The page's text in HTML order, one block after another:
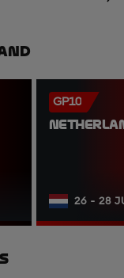
GP10
26 - 28